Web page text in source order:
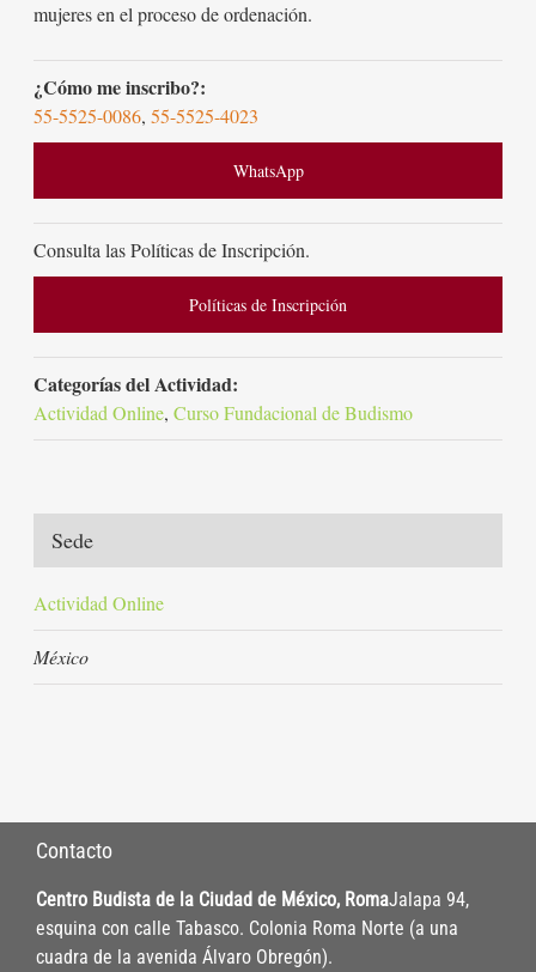
mujeres en el proceso de ordenación.
¿Cómo me inscribo?:
55-5525-0086,55-5525-4023
WhatsApp
Consulta las Políticas de Inscripción.
Políticas de Inscripción
Categorías del Actividad:
Actividad Online,Curso Fundacional de Budismo
Sede
Actividad Online
México
Contacto
Centro Budista de la Ciudad de México, RomaJalapa 94,
esquina con calle Tabasco. Colonia Roma Norte (a una
cuadra de la avenida Álvaro Obregón).